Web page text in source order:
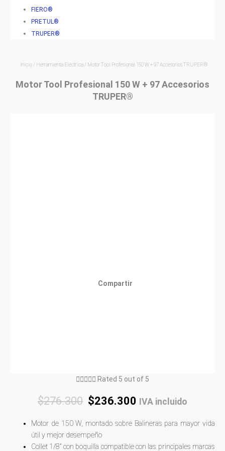
FIERO®
PRETUL®
TRUPER®
Inicio / Herramienta Eléctrica / Motor Tool Profesional 150 W + 97 Accesorios TRUPER®
Motor Tool Profesional 150 W + 97 Accesorios
TRUPER®
Compartir
 Rated 5 out of 5
$276.300 $236.300 IVA incluido
Motor de 150 W, montado sobre Balineras para mayor vida
útil y mejor desempeño
Collet 1/8″ con boquilla compatible con las principales marcas